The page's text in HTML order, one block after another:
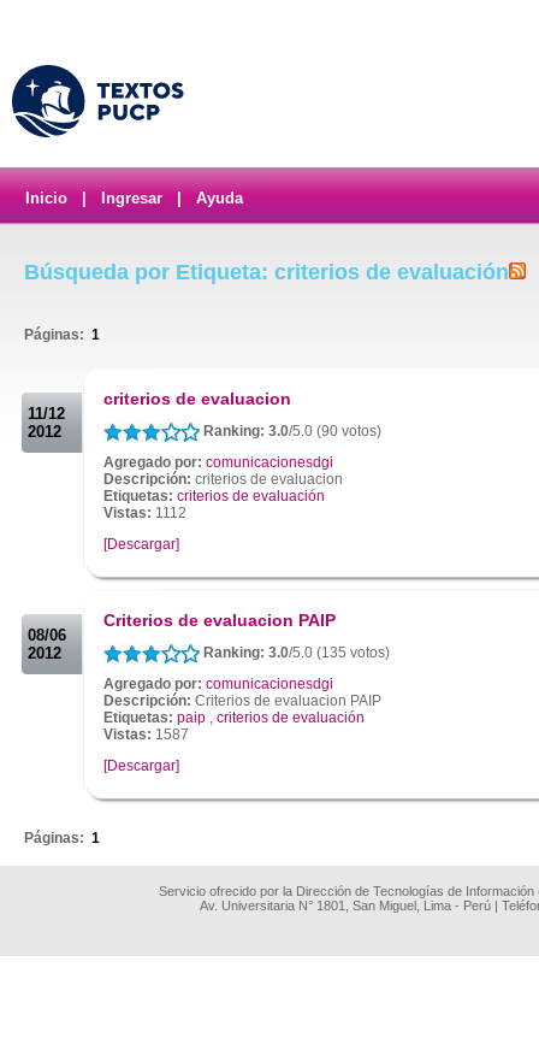
Inicio Ingresar Ayuda
Búsqueda por Etiqueta: criterios de evaluación
Páginas: 1
11/12
2012
criterios de evaluacion
Ranking: 3.0/5.0 (90 votos)
Agregado por: comunicacionesdgi
Descripción: criterios de evaluacion
Etiquetas: criterios de evaluación
Vistas: 1112
[Descargar]
08/06
2012
Criterios de evaluacion PAIP
Ranking: 3.0/5.0 (135 votos)
Agregado por: comunicacionesdgi
Descripción: Criterios de evaluacion PAIP
Etiquetas: paip , criterios de evaluación
Vistas: 1587
[Descargar]
Páginas: 1
Servicio ofrecido por la Dirección de Tecnologías de
Av. Universitaria N° 1801, San Miguel, Lima - Perú |